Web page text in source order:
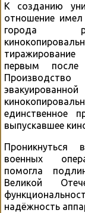
К созданию
отношение
города
первым после
единственное
выпускавшее
военных
помогла
Великой
надёжность